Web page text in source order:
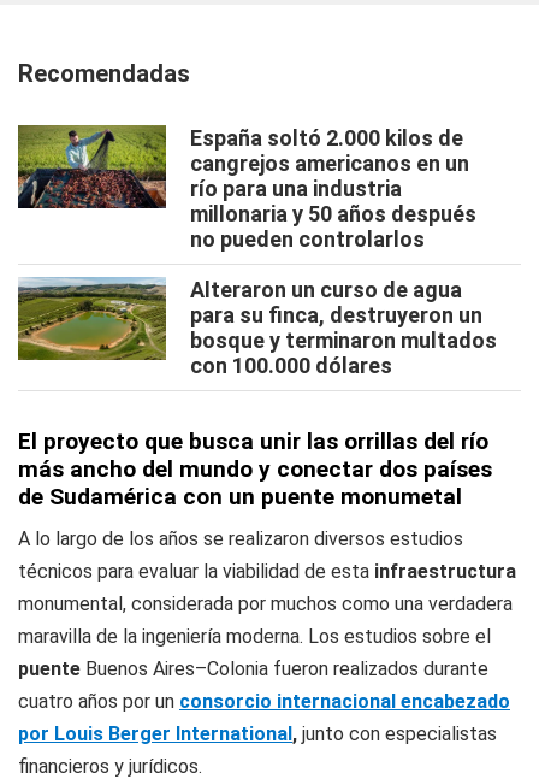
Recomendadas
España soltó 2.000 kilos de
cangrejos americanos en un
río para una industria
millonaria y 50 años después
no pueden controlarlos
Alteraron un curso de agua
para su finca, destruyeron un
bosque y terminaron multados
con 100.000 dólares
El proyecto que busca unir las orrillas del río
más ancho del mundo y conectar dos países
de Sudamérica con un puente monumetal
A lo largo de los años se realizaron diversos estudios
técnicos para evaluar la viabilidad de esta infraestructura
monumental, considerada por muchos como una verdadera
maravilla de la ingeniería moderna. Los estudios sobre el
puente Buenos Aires–Colonia fueron realizados durante
cuatro años por un consorcio internacional encabezado
por Louis Berger International, junto con especialistas
financieros y jurídicos.